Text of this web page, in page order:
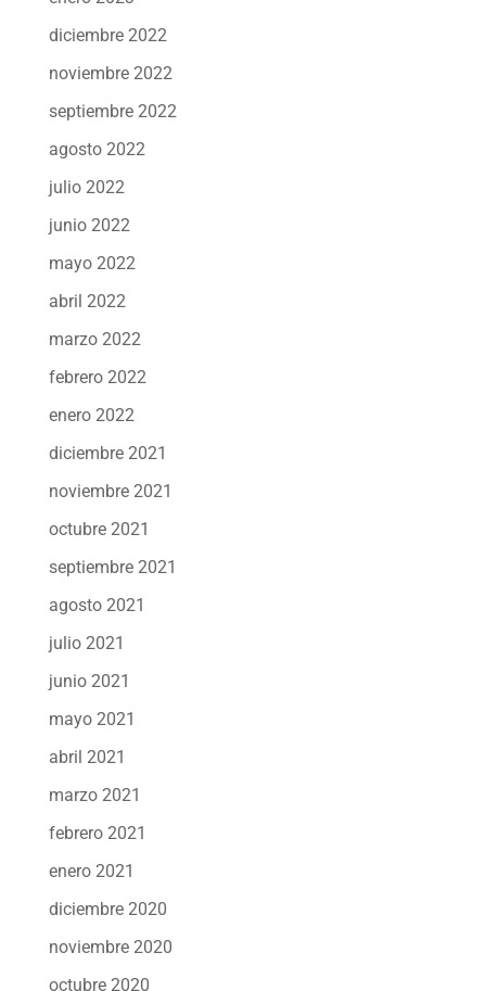
diciembre 2022
noviembre 2022
septiembre 2022
agosto 2022
julio 2022
junio 2022
mayo 2022
abril 2022
marzo 2022
febrero 2022
enero 2022
diciembre 2021
noviembre 2021
octubre 2021
septiembre 2021
agosto 2021
julio 2021
junio 2021
mayo 2021
abril 2021
marzo 2021
febrero 2021
enero 2021
diciembre 2020
noviembre 2020
octubre 2020